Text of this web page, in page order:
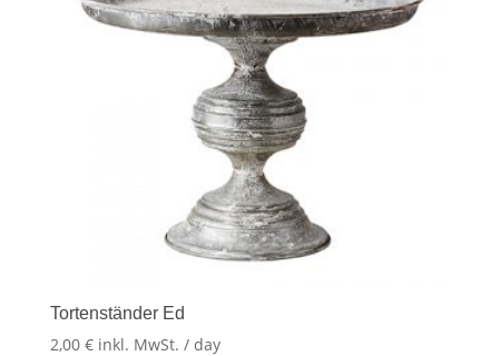
Tortenständer Ed
2,00 € inkl. MwSt. / day